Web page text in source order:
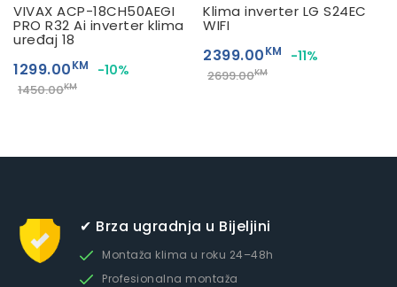
VIVAX ACP-18CH50AEGI
PRO R32 Ai inverter klima
uređaj 18
1299.00KM -10%
1450.00KM
Klima inverter LG S24EC
WIFI
2399.00KM -11%
2699.00KM
✔ Brza ugradnja u Bijeljini
Montaža klima u roku 24–48h
Profesionalna montaža